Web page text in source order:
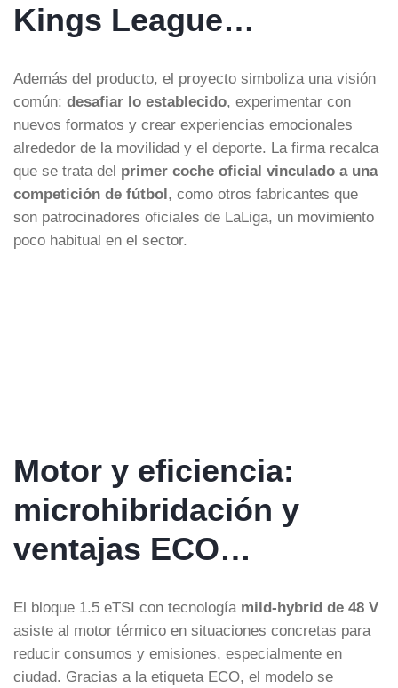
Kings League…
Además del producto, el proyecto simboliza una visión
común: desafiar lo establecido, experimentar con
nuevos formatos y crear experiencias emocionales
alrededor de la movilidad y el deporte. La firma recalca
que se trata del primer coche oficial vinculado a una
competición de fútbol, como otros fabricantes que
son patrocinadores oficiales de LaLiga, un movimiento
poco habitual en el sector.
Motor y eficiencia:
microhibridación y
ventajas ECO…
El bloque 1.5 eTSI con tecnología mild-hybrid de 48 V
asiste al motor térmico en situaciones concretas para
reducir consumos y emisiones, especialmente en
ciudad. Gracias a la etiqueta ECO, el modelo se